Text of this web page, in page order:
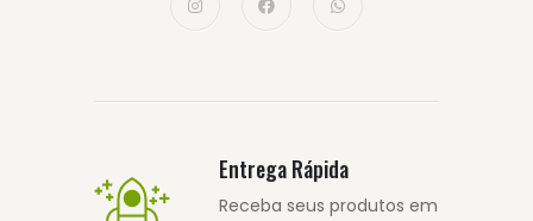
Entrega Rápida
Receba seus produtos em